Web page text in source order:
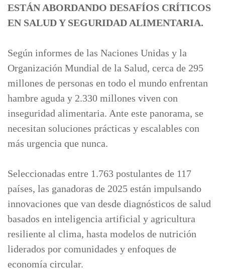
ESTÁN ABORDANDO DESAFÍOS CRÍTICOS
EN SALUD Y SEGURIDAD ALIMENTARIA.
Según informes de las Naciones Unidas y la
Organización Mundial de la Salud, cerca de 295
millones de personas en todo el mundo enfrentan
hambre aguda y 2.330 millones viven con
inseguridad alimentaria. Ante este panorama, se
necesitan soluciones prácticas y escalables con
más urgencia que nunca.
Seleccionadas entre 1.763 postulantes de 117
países, las ganadoras de 2025 están impulsando
innovaciones que van desde diagnósticos de salud
basados en inteligencia artificial y agricultura
resiliente al clima, hasta modelos de nutrición
liderados por comunidades y enfoques de
economía circular.